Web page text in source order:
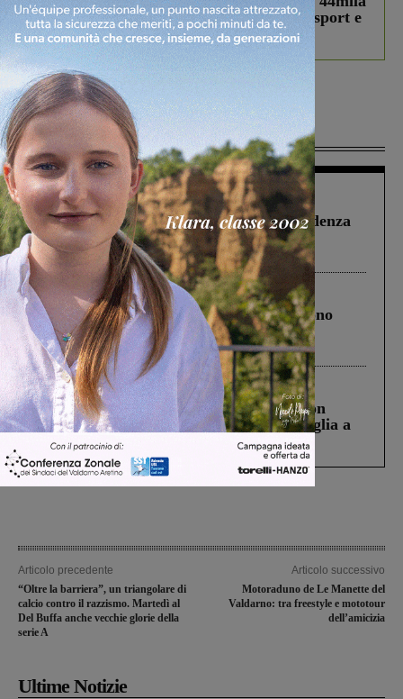
studenti coinvolti, torna il bando per lo sport e
debutta il podcast Estrair
Più lette
Figline Incisa Valdarno 1 Agosto 2026
Piscina di Figline finanziata oltre la scadenza
Pnrr, il gruppo di Fratelli d’Italia: “Un
ringraziamento al Governo”
Cronaca 4 Agosto 2026
Un anno fa la strage in A1 in cui morirono
Gianni, Giulia e Franco. Lo schianto, il
processo, lo stop ai sorpassi fra tir....
Cronaca 3 Agosto 2026
Scomparso da una struttura di Castiglion
Fiorentino l’uomo che aveva ucciso la figlia a
Levane nel 2020
Articolo precedente
“Oltre la barriera”, un triangolare di
calcio contro il razzismo. Martedì al
Del Buffa anche vecchie glorie della
serie A
Articolo successivo
Motoraduno de Le Manette del
Valdarno: tra freestyle e mototour
dell’amicizia
Ultime Notizie